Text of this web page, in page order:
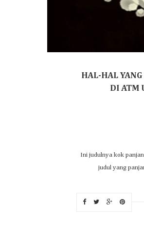
HAL-HAL
DI ATM
Ini judulnya kok
judul yang